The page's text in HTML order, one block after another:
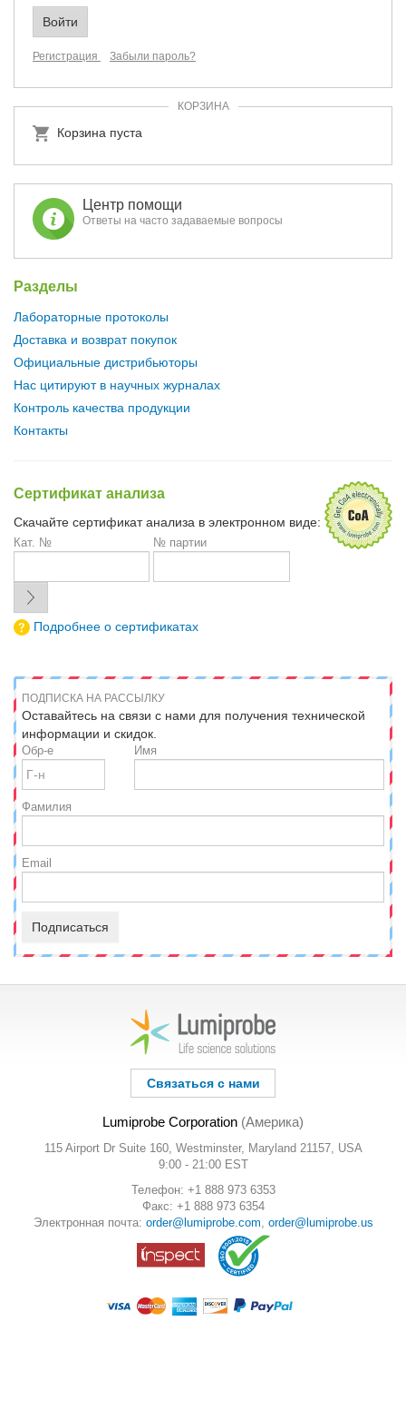
Регистрация Забыли пароль?
КОРЗИНА
Корзина пуста
Центр помощи
Ответы на часто задаваемые вопросы
Разделы
Лабораторные протоколы
Доставка и возврат покупок
Официальные дистрибьюторы
Нас цитируют в научных журналах
Контроль качества продукции
Контакты
Сертификат анализа
Скачайте сертификат анализа в электронном виде:
Кат. № № партии
Подробнее о сертификатах
ПОДПИСКА НА РАССЫЛКУ
Оставайтесь на связи с нами для получения технической
информации и скидок.
Обр-е Имя
Фамилия
Email
Подписаться
Связаться с нами
Lumiprobe Corporation (Америка)
115 Airport Dr Suite 160, Westminster, Maryland 21157, USA
9:00 - 21:00 EST
Телефон: +1 888 973 6353
Факс: +1 888 973 6354
Электронная почта: order@lumiprobe.com order@lumiprobe.us